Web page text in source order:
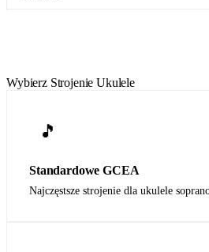
Wybierz Strojenie Ukulele
🎵
Standardowe GCEA
Najczęstsze strojenie dla ukulele